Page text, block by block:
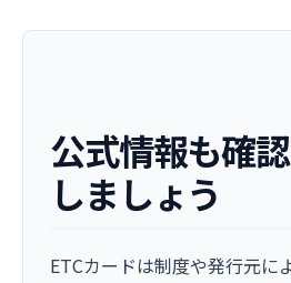
公式情報も確
しましょう
ETCカードは制度や発行元に